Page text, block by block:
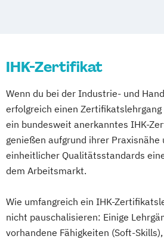
Braunschweig
Magdeburg
Freiburg im
Krefeld
Lübeck
Mainz Rostock Kassel
Saarbrücken Mülheim an
Potsdam Ludwigshafen
Leverkusen
Paderborn
Regensburg
Würzburg Fürth Wolfsburg
Ernährung nach Paleo
Kinder
Ernährungsberater A-Lizenz
Ernährung C-Lizenz und
B-Lizenz)
Ernährungsberater B-Lizenz
Ernährungsberater für
Kleinkinder
IHK-Zertifikat
Wenn du bei der Industrie- und
erfolgreich einen
ein bundesweit anerkanntes IHK-
genießen aufgrund ihrer Praxisnähe
einheitlicher Qualitätsstandards
dem Arbeitsmarkt.
Wie umfangreich ein IHK-
nicht pauschalisieren: Einige
vorhandene Fähigkeiten (Soft-